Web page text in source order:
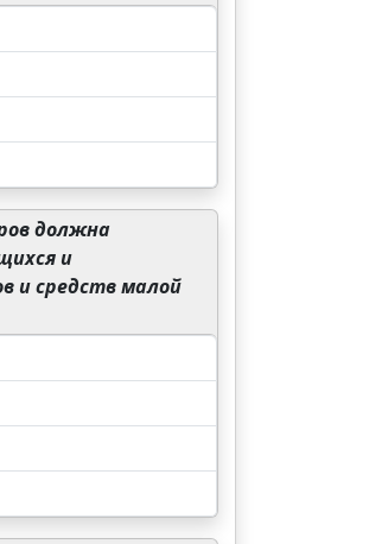
должна
и
и средств малой